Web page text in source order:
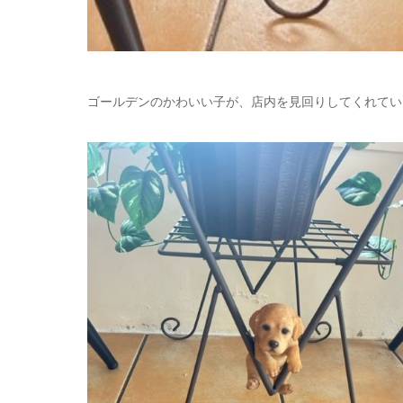
ゴールデンのかわいい子が、店内を見回りしてくれて